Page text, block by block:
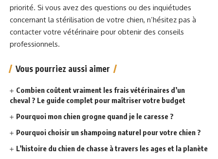
priorité. Si vous avez des questions ou des inquiétudes
concernant la stérilisation de votre chien, n’hésitez pas à
contacter votre vétérinaire pour obtenir des conseils
professionnels.
Vous pourriez aussi aimer
Combien coûtent vraiment les frais vétérinaires d’un
cheval ? Le guide complet pour maîtriser votre budget
Pourquoi mon chien grogne quand je le caresse ?
Pourquoi choisir un shampoing naturel pour votre chien ?
L’histoire du chien de chasse à travers les ages et la planète